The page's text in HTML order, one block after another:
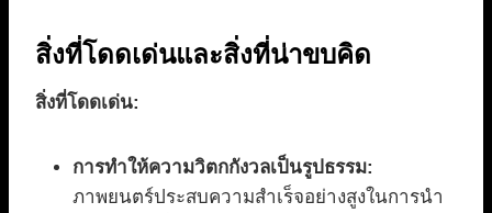
สิ่งที่โดดเด่นและสิ่งที่น่าขบคิด
สิ่งที่โดดเด่น:
การทำให้ความวิตกกังวลเป็นรูปธรรม:
ภาพยนตร์ประสบความสำเร็จอย่างสูงในการนำ